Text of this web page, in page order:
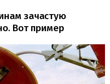
зачастую
Вот пример